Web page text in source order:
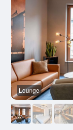
Lounge